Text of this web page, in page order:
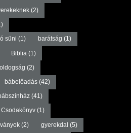
(2)
süni (1) barátság (1)
Biblia (1)
(2)
bábelőadás(42)
(41)
Csodakönyv(1)
(2) gyerekdal (5)